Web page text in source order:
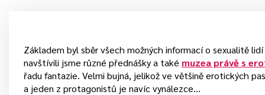
Základem byl sběr všech možných informací o sexualitě
navštívili jsme různé přednášky a také muzea právě s
řadu fantazie. Velmi bujná, jelikož ve většině erotických
a jeden z protagonistů je navíc vynálezce…